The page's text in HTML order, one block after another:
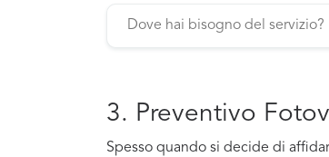
3. Preventivo
Spesso quando si decide di